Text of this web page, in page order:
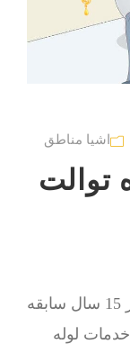
اشیا مناطق
توالت
گروه فنی آذین گستر آچاگ ، با بیش از 15 سال سابقه
لوله